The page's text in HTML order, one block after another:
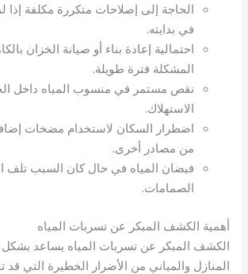
الحاجة إلى إصلاحات متكررة مكلفة إذا
في بدايته.
احتمالية إعادة بناء أو صيانة الخزان
المشكلة فترة طويلة.
نقص مستمر في منسوب المياه داخل
الاستهلاك.
اضطرار السكان لاستخدام مضخات
من مصادر أخرى.
فيضان المياه في حال كان السبب تلف
الصمامات.
أهمية الكشف المبكر عن تسربات المياه
الكشف المبكر عن تسربات المياه يساعد بشكل
المنازل والمباني من الأضرار الخطيرة التي قد